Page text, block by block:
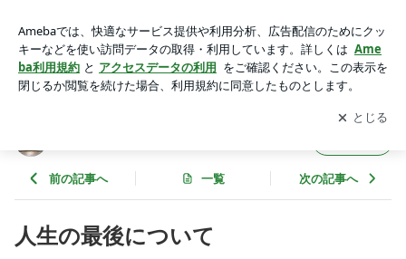
アプリをダウンロードして ブログの更新通知
を受け取りまし
ょう。
開く
前の記事へ 一覧 次の記事へ
人生の最後について